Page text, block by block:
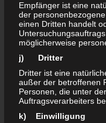
Sommerfest,
-Stadtumbau „Neu-
-Mitgliederwerbung
Durch unsere
olvenstedt.de, ab Monat
übersichtlicher und in
neue Kontakte zu den
Empfänger ist eine
der
einen Dritten handelt
möglicherweise
j) Dritter
Dritter ist eine
außer der betroffenen
Personen, die unter
Auftragsverarbeiters
k) Einwilligung